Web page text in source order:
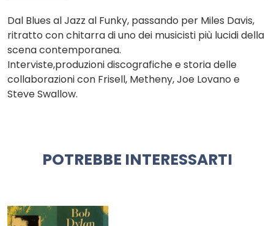
Dal Blues al Jazz al Funky, passando per Miles Davis,
ritratto con chitarra di uno dei musicisti più lucidi della
scena contemporanea.
Interviste,produzioni discografiche e storia delle
collaborazioni con Frisell, Metheny, Joe Lovano e
Steve Swallow.
POTREBBE INTERESSARTI